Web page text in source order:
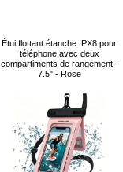
Étui flottant étanche IPX8 pour
téléphone avec deux
compartiments de rangement -
7.5" - Rose